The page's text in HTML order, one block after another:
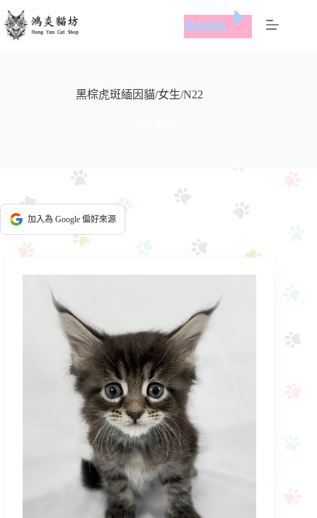
跳
至
價格諮詢
黑棕虎斑緬因貓/女生/N22
加入為 Google 偏好來源